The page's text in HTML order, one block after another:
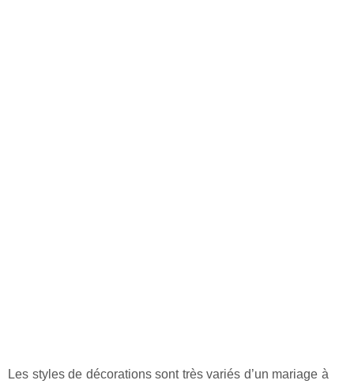
Les styles de décorations sont très variés d’un mariage à